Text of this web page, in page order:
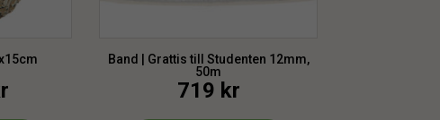
Band | Grattis till Studenten 12mm,
50m
719 kr